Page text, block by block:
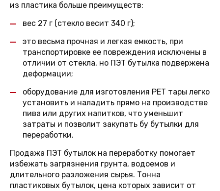
из пластика больше преимуществ:
вес 27 г (стекло весит 340 г);
это весьма прочная и легкая емкость, при
транспортировке ее повреждения исключены в
отличии от стекла, но ПЭТ бутылка подвержена
деформации;
оборудование для изготовления PET тары легко
установить и наладить прямо на производстве
пива или других напитков, что уменьшит
затраты и позволит закупать бу бутылки для
переработки.
Продажа ПЭТ бутылок на переработку помогает
избежать загрязнения грунта, водоемов и
длительного разложения сырья. Тонна
пластиковых бутылок, цена которых зависит от